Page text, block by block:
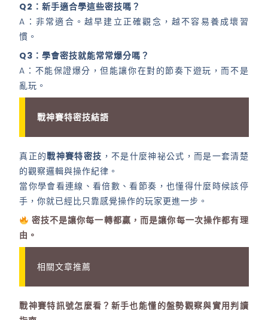
Q2：新手適合學這些密技嗎？
A：非常適合。越早建立正確觀念，越不容易養成壞習
慣。
Q3：學會密技就能常常爆分嗎？
A：不能保證爆分，但能讓你在對的節奏下遊玩，而不是
亂玩。
戰神賽特密技結語
真正的戰神賽特密技 ，不是什麼神祕公式，而是一套清楚
的觀察邏輯與操作紀律。
當你學會看連線、看倍數、看節奏，也懂得什麼時候該停
手，你就已經比只靠感覺操作的玩家更進一步。
密技不是讓你每一轉都贏，而是讓你每一次操作都有理
由。
相關文章推薦
戰神賽特訊號怎麼看？新手也能懂的盤勢觀察與實用判讀